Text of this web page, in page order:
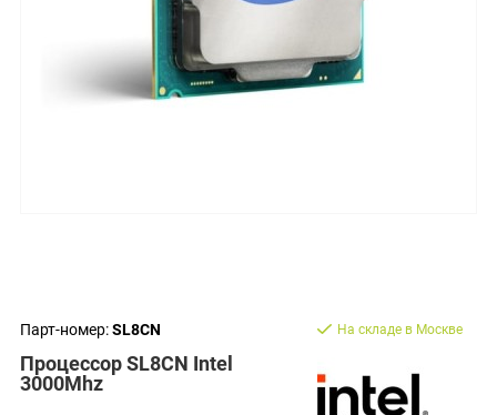
Парт-номер:SL8CN
Процессор SL8CN Intel
3000Mhz
На складе в Москве